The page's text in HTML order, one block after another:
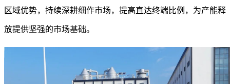
区域优势，持续深耕细作市场，提高直达终端比例，为产能释
放提供坚强的市场基础。